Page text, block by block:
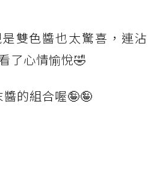
雙色醬也太驚喜，連沾
了心情愉悅🤣
的組合喔🤪🤪